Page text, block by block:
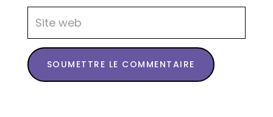
SOUMETTRE LE COMMENTAIRE